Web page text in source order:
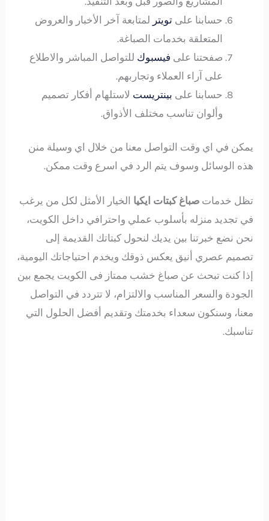
حسابنا علىتويتر لمتابعة آخر الأخبار والعروض
المتعلقة بخدمات الصباغة.
صفحتنا على فيسبوك للتواصل المباشر والاطلاع
على آراء العملاء وتجاربهم.
حسابنا على بينتريست لاستلهام أفكار تصميم
وألوان تناسب مختلف الأذواق.
يمكن في اي وقت التواصل معنا من خلال اي وسيلة منن
هذه الوسائل وسوف يتم الرد في اسرع وقت ممكن.
تظل خدماتصباغ كبتات ايكيا الخيار الأمثل لكل من يرغب
في تجديد منزله بأسلوب عملي واحترافي داخل الكويت،
نحن نضع خبرتنا بين يديك لنحول كبتاتك القديمة إلى
تصميم عصري أنيق يعكس ذوقك ويخدم احتياجاتك اليومية،
إذا كنت تبحث عن صباغ خشب ممتاز فى الكويت يجمع بين
الجودة والسعر المناسب والالتزام، لا تتردد في التواصل
معنا، وسنكون سعداء بخدمتك وتقديم أفضل الحلول التي
تناسبك.